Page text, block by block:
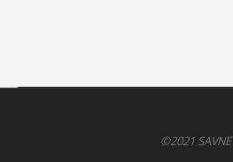
©2021